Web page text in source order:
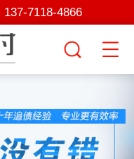
137-7118-4866